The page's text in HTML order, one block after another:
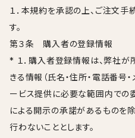
１．本規約を承認の上、ご注文手
す。
第３条 購入者の登録情報
* １．購入者登録情報は、弊社が
きる情報（氏名・住所・電話番号
ービス提供に必要な範囲内での
による開示の承諾があるものを
行わないこととします。